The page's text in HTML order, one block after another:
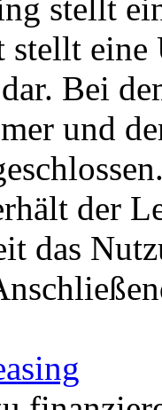
stellt
stellt
Bei
und
der
das